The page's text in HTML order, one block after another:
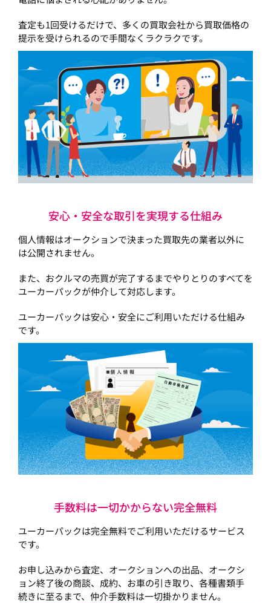
査定も1回受けるだけで、多くの買取会社から買取価格の
提示を受けられるので手間なくラクラクです。
安心・安全な取引を実現する仕組み
個人情報はオークションで決まった買取先の業者以外に
は公開されません。
また、おクルマの売買が完了するまでやりとりのすべてを
ユーカーパックが仲介して対応します。
ユーカーパックは安心・安全にご利用いただける仕組み
です。
手数料は一切かからない完全無料
ユーカーパックは完全無料でご利用いただけるサービス
です。
お申し込みから査定、オークションへの出品、オークシ
ョン終了後の商談、成約、お車の引き取り、各種書類手
続きに至るまで、仲介手数料は一切掛かりません。